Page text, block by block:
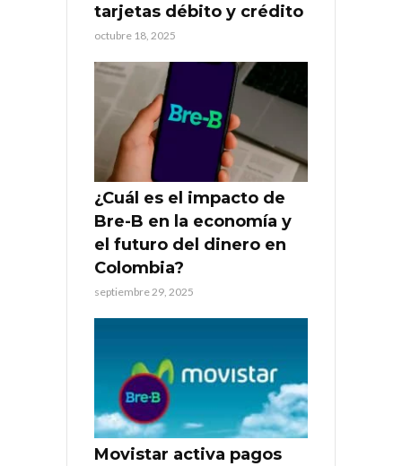
tarjetas débito y crédito
octubre 18, 2025
¿Cuál es el impacto de
Bre-B en la economía y
el futuro del dinero en
Colombia?
septiembre 29, 2025
Movistar activa pagos